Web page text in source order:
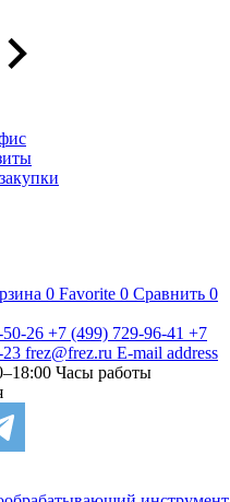
0 Favorite 0 Сравнить 0
26 +7 (499) 729-96-41 +7
23 frez@frez.ru E-mail address
Часы работы